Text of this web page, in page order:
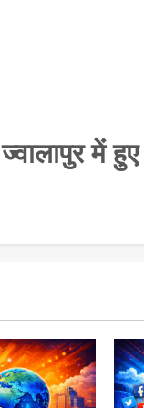
ज्वालापुर में